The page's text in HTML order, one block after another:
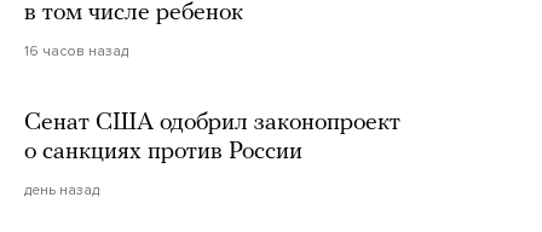
в том числе ребенок
16 часов назад
Сенат США одобрил законопроект
о санкциях против России
день назад